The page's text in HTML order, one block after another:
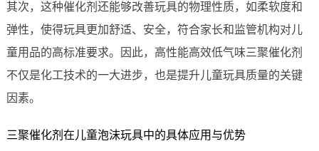
其次，这种催化剂还能够改善玩具的物理性质，如柔软度和
弹性，使得玩具更加舒适、安全，符合家长和监管机构对儿
童用品的高标准要求。因此，高性能高效低气味三聚催化剂
不仅是化工技术的一大进步，也是提升儿童玩具质量的关键
因素。
三聚催化剂在儿童泡沫玩具中的具体应用与优势